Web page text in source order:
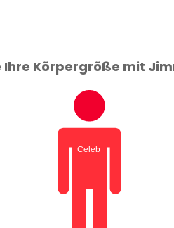
Ihre Körpergröße mit